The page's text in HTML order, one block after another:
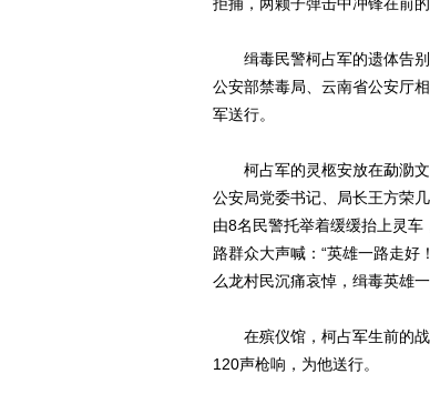
缉毒民警柯占军的遗体告别
公安部禁毒局、云南省公安厅
军送行。
柯占军的灵柩安放在勐泐文
公安局党委书记、局长王方荣
由8名民警托举着缓缓抬上灵
路群众大声喊：“英雄一路走好
么龙村民沉痛哀悼，缉毒英雄一
在殡仪馆，柯占军生前的战
120声枪响，为他送行。